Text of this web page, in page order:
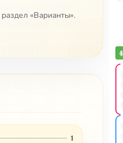
«Варианты».
1